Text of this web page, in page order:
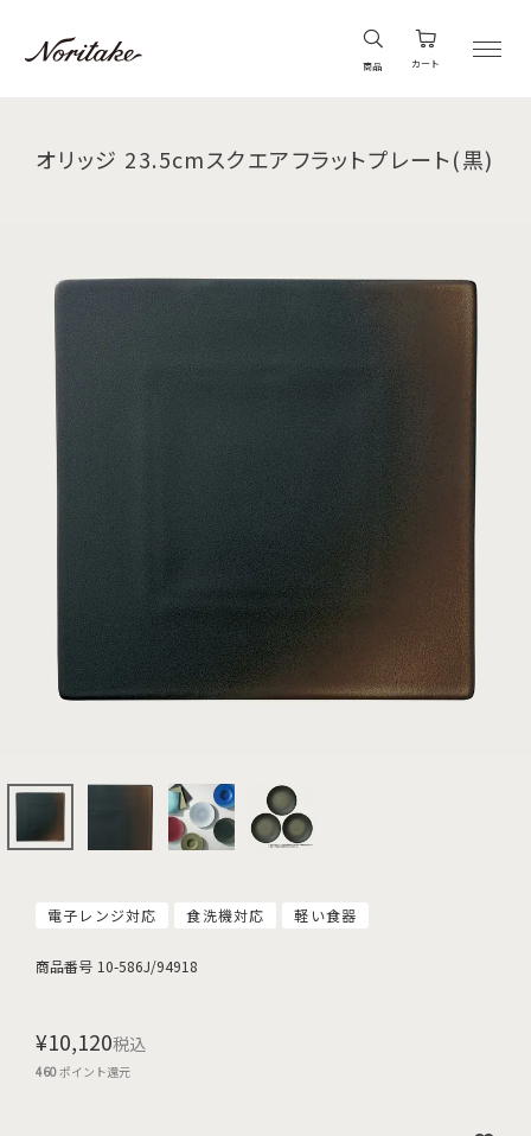
商品 カート
オリッジ 23.5cmスクエアフラットプレート(黒)
電子レンジ対応 食洗機対応 軽い食器
商品番号 10-586J/94918
¥10,120税込
460ポイント還元